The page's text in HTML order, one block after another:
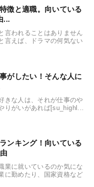
徴と適職。向いている
...
言われることはありません
言えば、ドラマの何気ない
がしたい！そんな人に
きな人は、それが仕事のや
りがいがあれば[su_highl...
ンキング！向いている
業に就いているのか気にな
に勤めたり、国家資格など